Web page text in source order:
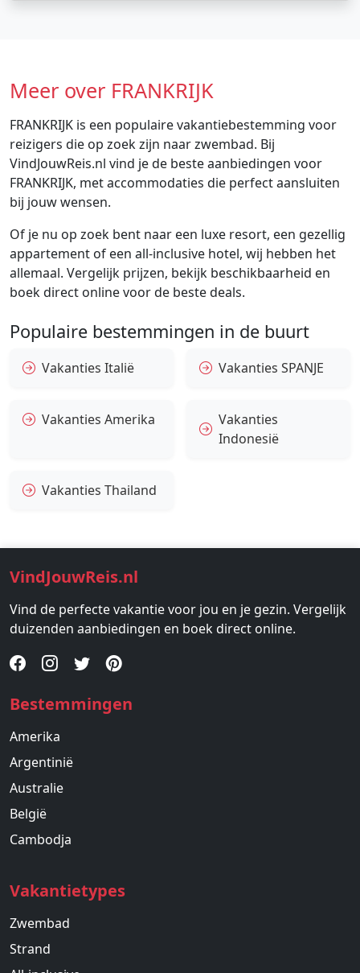
Meer over FRANKRIJK
FRANKRIJK is een populaire vakantiebestemming voor
reizigers die op zoek zijn naar zwembad. Bij
VindJouwReis.nl vind je de beste aanbiedingen voor
FRANKRIJK, met accommodaties die perfect aansluiten
bij jouw wensen.
Of je nu op zoek bent naar een luxe resort, een gezellig
appartement of een all-inclusive hotel, wij hebben het
allemaal. Vergelijk prijzen, bekijk beschikbaarheid en
boek direct online voor de beste deals.
Populaire bestemmingen in de buurt
Vakanties Italië Vakanties SPANJE
Vakanties Amerika
Vakanties
Indonesië
Vakanties Thailand
VindJouwReis.nl
Vind de perfecte vakantie voor jou en je gezin. Vergelijk
duizenden aanbiedingen en boek direct online.
Bestemmingen
Amerika
Argentinië
Australie
België
Cambodja
Vakantietypes
Zwembad
Strand